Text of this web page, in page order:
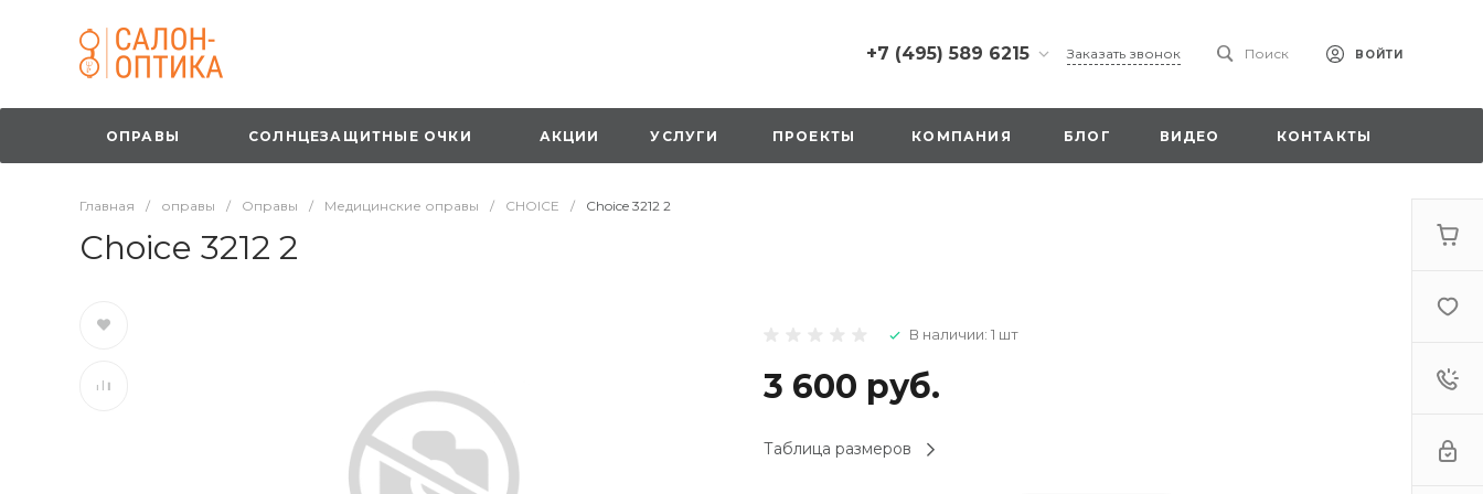
+7 (495) 589 6215
+7 (495) 589 6215
г. Москва, Русаковская
ул., д.1, вход с улицы со
стороны ТТК
г. Москва,
оранжевая вывеска
напротив «Перекрестка»
на 1 этаже
1 мая: 10:00-19:00
Заказать звонок Поиск ВОЙТИ
ОПРАВЫ СОЛНЦЕЗАЩИТНЫЕ ОЧКИ АКЦИИ УСЛУГИ ПРОЕКТЫ КОМПАНИЯ БЛОГ ВИДЕО КОНТАКТЫ
Главная / оправы / Оправы / Медицинские оправы / CHOICE / Choice 3212 2
Choice 3212 2
В наличии: 1 шт
3 600 руб.
Таблица размеров